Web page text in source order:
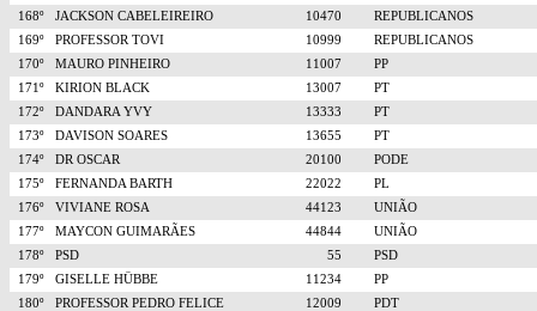
168º
JACKSON CABELEIREIRO 10470
REPUBLICANOS
169º
PROFESSOR TOVI 10999
REPUBLICANOS
170º
MAURO PINHEIRO 11007
PP
171º
KIRION BLACK 13007
PT
172º
DANDARA YVY 13333
PT
173º
DAVISON SOARES 13655
PT
174º
DR OSCAR 20100
PODE
175º
FERNANDA BARTH 22022
PL
176º
VIVIANE ROSA 44123
UNIÃO
177º
MAYCON GUIMARÃES 44844
UNIÃO
178º
PSD 55
PSD
179º
GISELLE HÜBBE 11234
PP
180º
PROFESSOR PEDRO FELICE 12009
PDT